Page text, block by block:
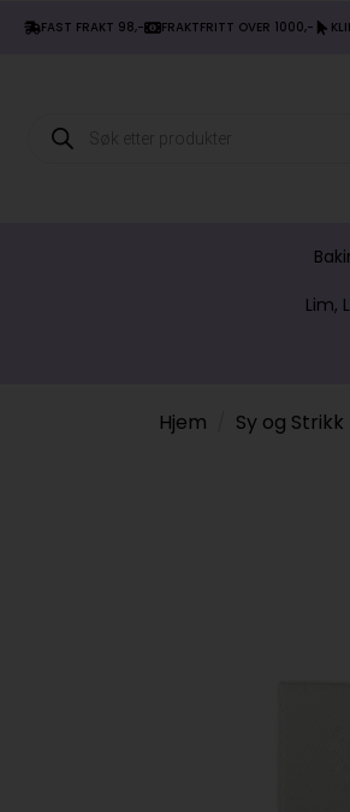
FAST FRAKT 98,- FRAKTFRITT OVER 1000,-
Products
search
Lim,
Hjem Sy og Strikk